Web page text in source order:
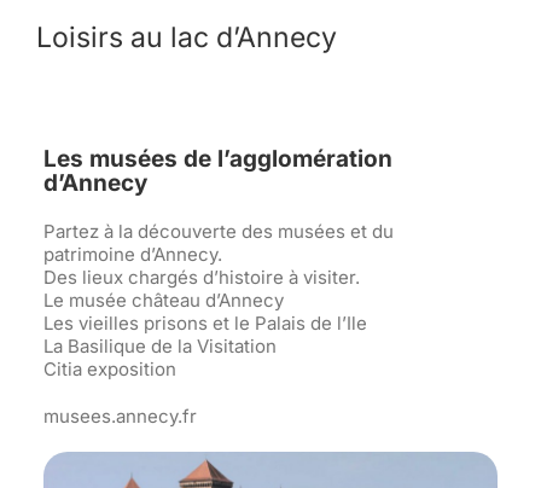
Loisirs au lac d’Annecy
Les musées de l’agglomération
d’Annecy
Partez à la découverte des musées et du
patrimoine d’Annecy.
Des lieux chargés d’histoire à visiter.
Le musée château d’Annecy
Les vieilles prisons et le Palais de l’Ile
La Basilique de la Visitation
Citia exposition
musees.annecy.fr